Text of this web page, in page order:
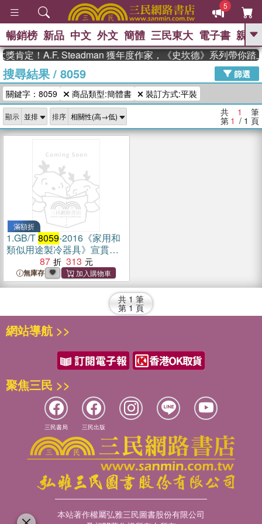
5
GO
高希均教授回憶錄
、 The Odyssey 、 父親節 、 如果歷
史是一群喵 、 暑期推薦
獎 臺灣漫遊錄 、 方念華 、 台灣的李
登輝時代
數學女孩：黎曼猜想 、
偉大的迷走神經
暢銷榜 新品 中文 外文 簡體 三民東大 電子書 親子
肯定！A.F. Steadman 獲年度作家，《史坎德》系列帶你踏
搜尋結果/ 8059
篩選
關鍵字：8059
商品類型:簡體書 裝訂方式:平裝
顯示 排序 共 1 筆
第 1 / 1 頁
滿額折
1.GB/T8059-2016《家用和
類似用途製冷器具》宣貫教
材（簡體書）
87 313
無庫存
共 1 筆
第 1 頁
網站導航 >>
聚焦三民 >>
三民書局 三民出版
本站著作權屬弘雅三民圖書股份有限公司